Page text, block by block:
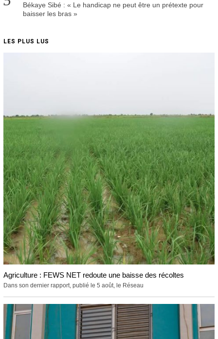
Békaye Sibé : « Le handicap ne peut être un prétexte pour
baisser les bras »
LES PLUS LUS
Agriculture : FEWS NET redoute une baisse des récoltes
Dans son dernier rapport, publié le 5 août, le Réseau